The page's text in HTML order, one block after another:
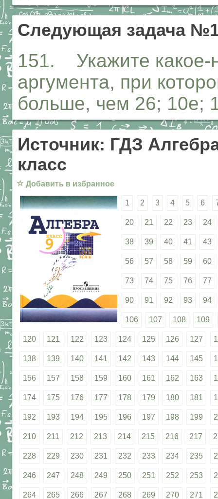
Следующая задача
151. Укажите какое-
аргумента, при
больше, чем 26; 10е;
Источник: ГДЗ
класс
☆ Добавить в избранное
1 2 3 4 5 6
20 21 22 23 24
38 39 40 41 43
56 57 58 59 60
73 74 75 76 77
90 91 92 93 94
106 107 108 109
120 121 122 123 124 125 126 127
138 139 140 141 142 143 144 145
156 157 158 159 160 161 162 163
174 175 176 177 178 179 180 181
192 193 194 195 196 197 198 199
210 211 212 213 214 215 216 217
228 229 230 231 232 233 234 235
246 247 248 249 250 251 252 253
264 265 266 267 268 269 270 271